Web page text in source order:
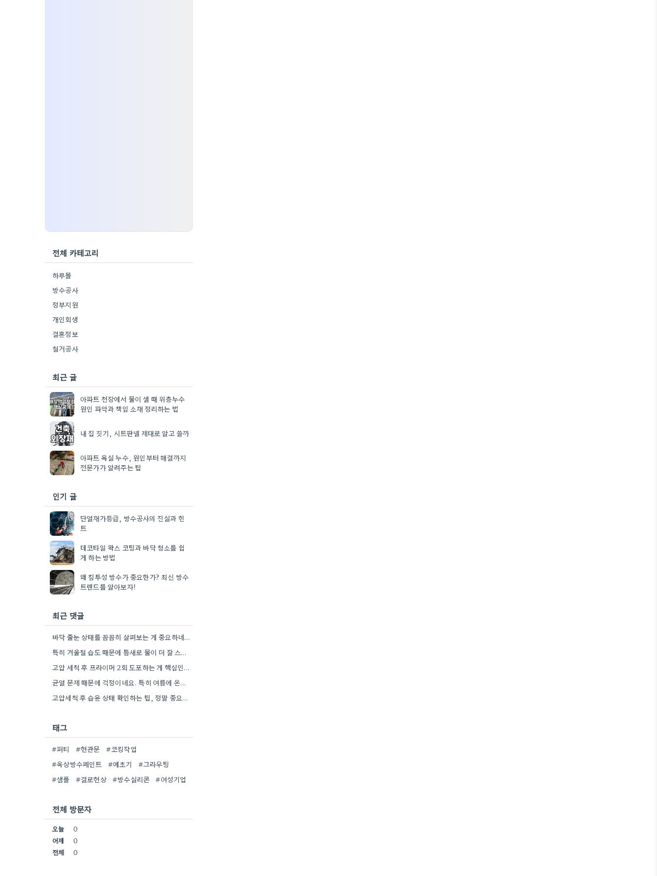
전체 카테고리
하루몰
방수공사
정부지원
개인회생
결혼정보
철거공사
최근 글
아파트 천장에서 물이 샐 때 위층누수
원인 파악과 책임 소재 정리하는 법
내 집 짓기, 시트판넬 제대로 알고 쓸까
아파트 욕실 누수, 원인부터 해결까지
전문가가 알려주는 팁
인기 글
단열재가등급, 방수공사의 진실과 힌
트
데코타일 왁스 코팅과 바닥 청소를 쉽
게 하는 방법
왜 침투성 방수가 중요한가? 최신 방수
트렌드를 알아보자!
최근 댓글
바닥 줄눈 상태를 꼼꼼히 살펴보는 게 중요하네요. 오래된 아파트라면 줄눈부터 망가지기 쉬울 것 같아요.
특히 겨울철 습도 때문에 틈새로 물이 더 잘 스며드는 것 같아요. 오래된 건물일수록 이런 부분에…
고압 세척 후 프라이머 2회 도포하는 게 핵심인 것 같아요. 벽의 상태에 따라 흡수율이 달라지니까,…
균열 문제 때문에 걱정이네요. 특히 여름에 온도 변화가 심하면 더 흔할 텐데, 시공 전에 충분한…
고압세척 후 습윤 상태 확인하는 팁, 정말 중요하네요. 콘크리트 양생 기간도 꼼꼼히 확인해야 하는 것…
태그
#퍼티 #현관문
#코킹작업
#옥상방수페인트
#예초기
#그라우팅
#샘플
#결로현상 #방수실리콘 #여성기업
전체 방문자
오늘
0
어제
0
전체
0